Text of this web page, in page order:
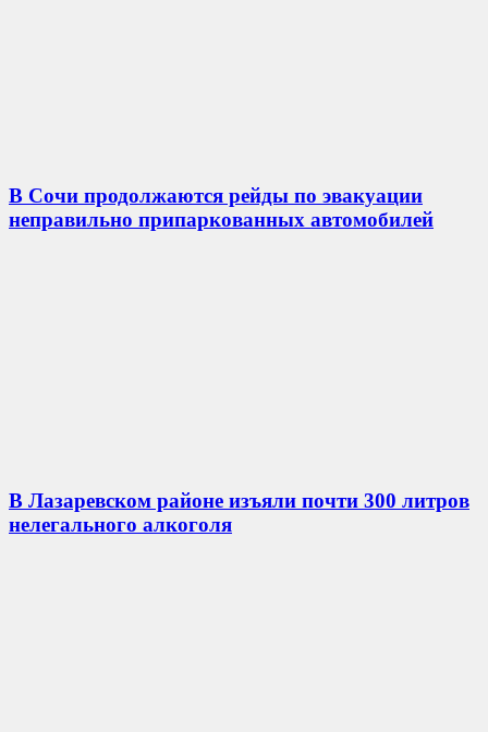
В Сочи продолжаются рейды по эвакуации
неправильно припаркованных автомобилей
В Лазаревском районе изъяли почти 300 литров
нелегального алкоголя